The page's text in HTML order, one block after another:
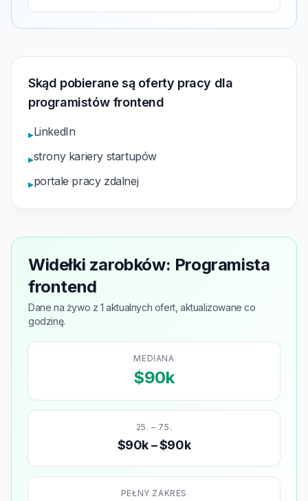
Skąd pobierane są oferty pracy dla
programistów frontend
▸LinkedIn
▸strony kariery startupów
▸portale pracy zdalnej
Widełki zarobków: Programista
frontend
Dane na żywo z 1 aktualnych ofert, aktualizowane co
godzinę.
MEDIANA
$90k
25. – 75.
$90k – $90k
PEŁNY ZAKRES